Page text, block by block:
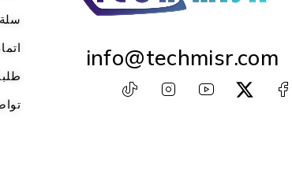
info@techmisr.com